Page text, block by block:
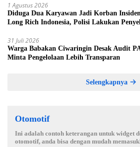
1 Agustus 2026
Diduga Dua Karyawan Jadi Korban
Long Rich Indonesia, Polisi Lakukan
31 Juli 2026
Warga Babakan Ciwaringin Desak Audit
Minta Pengelolaan Lebih Transparan
Selengkapnya
Otomotif
Ini adalah contoh keterangan untuk widget
otomotif, anda bisa dengan mudah